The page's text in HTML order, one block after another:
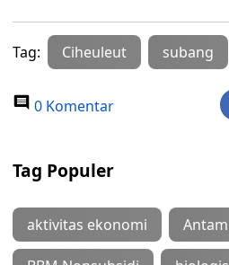
Tag: Ciheuleut subang
0 Komentar
Tag Populer
aktivitas ekonomi Antam